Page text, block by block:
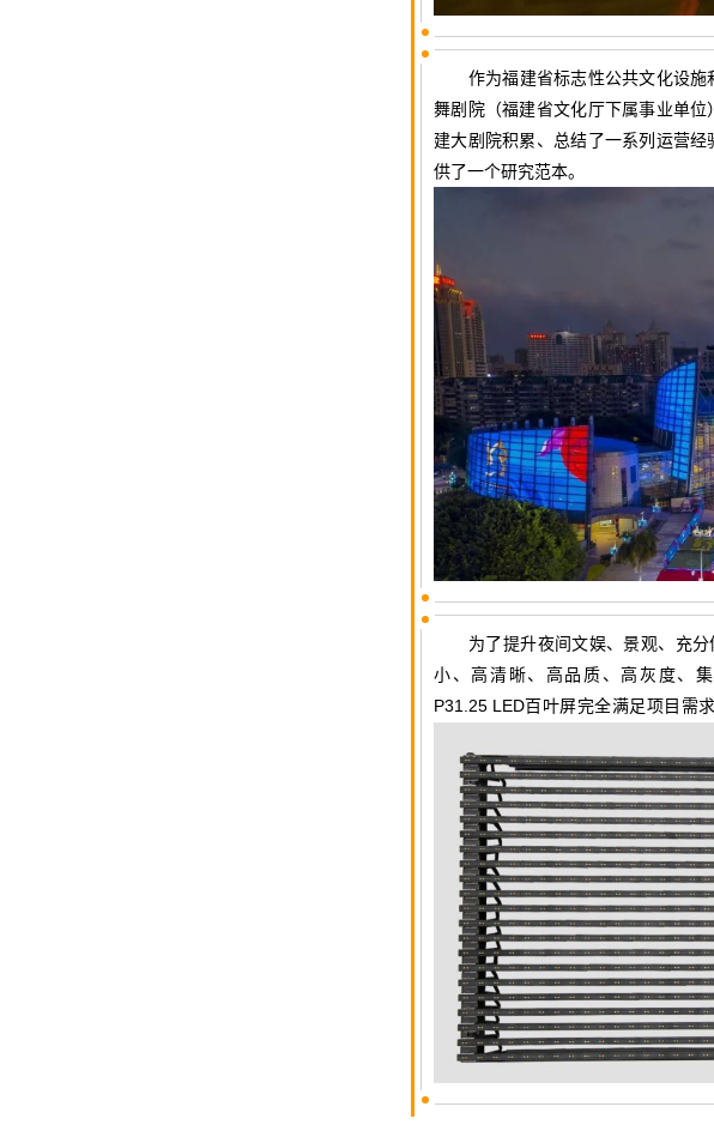
作为福建省标志性公共文化设
舞剧院（福建省文化厅下属事业单
建大剧院积累、总结了一系列运营
供了一个研究范本。
为了提升夜间文娱、景观、充
小、高清晰、高品质、高灰度、
P31.25 LED百叶屏完全满足项目需求